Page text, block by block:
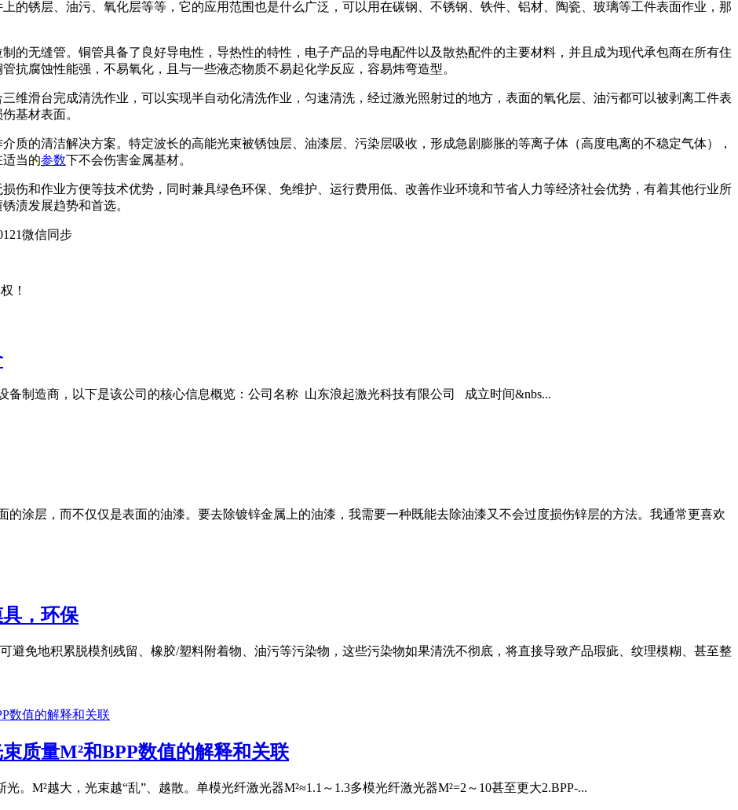
的锈层、油污、氧化层等等，它的应用范围也是什么广泛，可以用在碳钢、不锈钢、铁件、铝材、陶瓷、玻璃等工件表面作业，那
无缝管。铜管具备了良好导电性，导热性的特性，电子产品的导电配件以及散热配件的主要材料，并且成为现代承包商在所有住
抗腐蚀性能强，不易氧化，且与一些液态物质不易起化学反应，容易炜弯造型。
滑台完成清洗作业，可以实现半自动化清洗作业，匀速清洗，经过激光照射过的地方，表面的氧化层、油污都可以被剥离工件表
基材表面。
的清洁解决方案。特定波长的高能光束被锈蚀层、油漆层、污染层吸收，形成急剧膨胀的等离子体（高度电离的不稳定气体），
当的参数下不会伤害金属基材。
和作业方便等技术优势，同时兼具绿色环保、免维护、运行费用低、改善作业环境和节省人力等经济社会优势，有着其他行业所
渍发展趋势和首选。
微信同步
！
备制造商，以下是该公司的核心信息概览：公司名称 山东浪起激光科技有限公司 成立时间&nbs...
的涂层，而不仅仅是表面的油漆。要去除镀锌金属上的油漆，我需要一种既能去除油漆又不会过度损伤锌层的方法。我通常更喜欢
，环保
避免地积累脱模剂残留、橡胶/塑料附着物、油污等污染物，这些污染物如果清洗不彻底，将直接导致产品瑕疵、纹理模糊、甚至整
质量M²和BPP数值的解释和关联
。M²越大，光束越“乱”、越散。单模光纤激光器M²≈1.1～1.3多模光纤激光器M²=2～10甚至更大2.BPP-...